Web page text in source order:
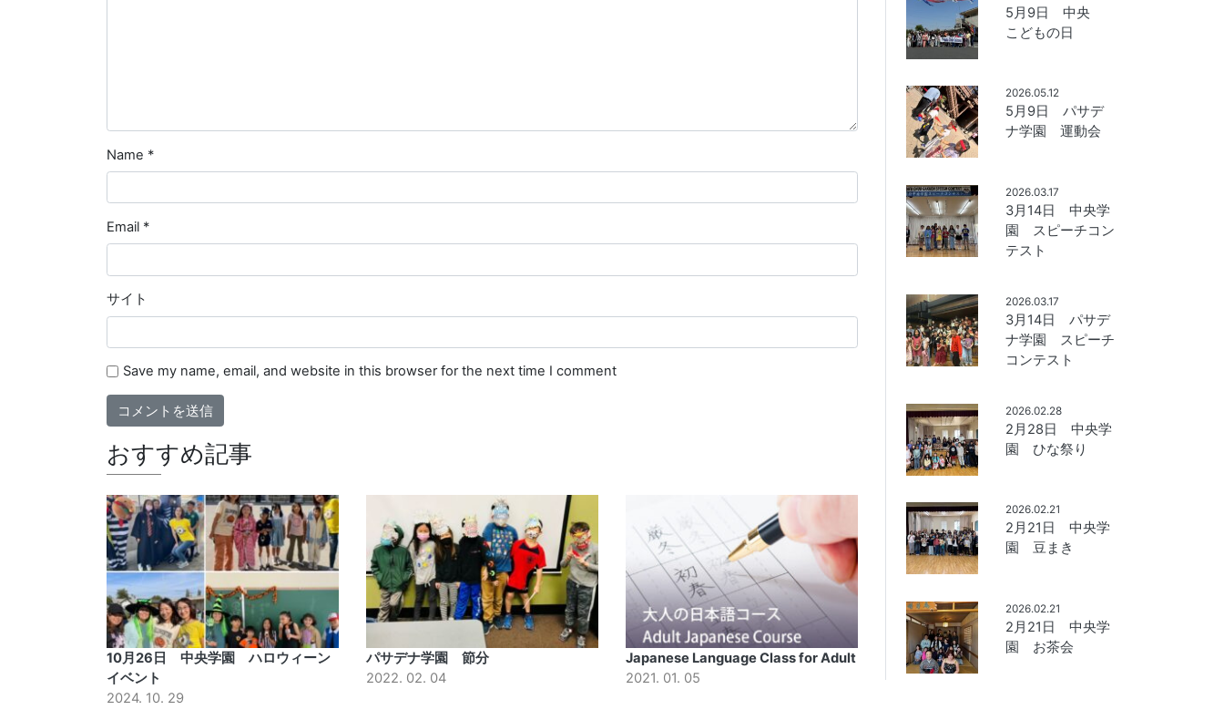
Name *
Email *
サイト
Save my name, email, and website in this browser for the next time I comment
おすすめ記事
10月26日 中央学園 ハロウィーン
イベント
2024. 10. 29
パサデナ学園 節分
2022. 02. 04
Japanese Language Class for Adult
2021. 01. 05
5月9日 中央
こどもの日
2026.05.12
5月9日 パサデ
ナ学園 運動会
2026.03.17
3月14日 中央学
園 スピーチコン
テスト
2026.03.17
3月14日 パサデ
ナ学園 スピーチ
コンテスト
2026.02.28
2月28日 中央学
園 ひな祭り
2026.02.21
2月21日 中央学
園 豆まき
2026.02.21
2月21日 中央学
園 お茶会